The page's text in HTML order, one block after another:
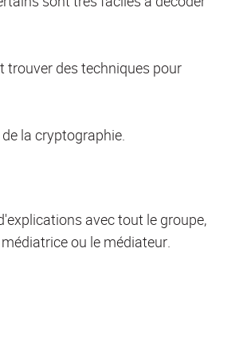
trouver des techniques pour
la cryptographie.
avec tout le groupe,
ou le médiateur.